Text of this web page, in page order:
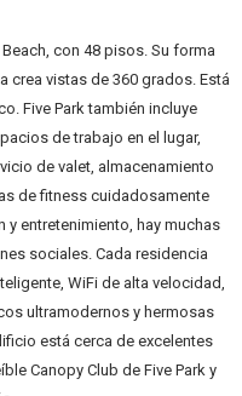
con 48 pisos. Su forma
crea vistas de 360 ​​grados. Está
Five Park también incluye
de trabajo en el lugar,
de valet, almacenamiento
de fitness cuidadosamente
y entretenimiento, hay muchas
sociales. Cada residencia
WiFi de alta velocidad,
ultramodernos y hermosas
está cerca de excelentes
Canopy Club de Five Park y